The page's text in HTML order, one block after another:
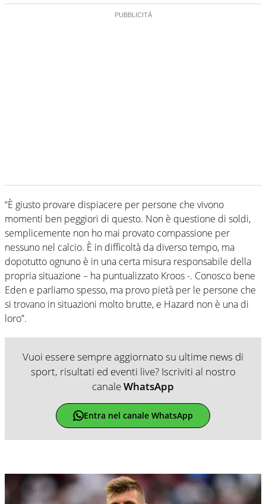
“È giusto provare dispiacere per persone che vivono
momenti ben peggiori di questo. Non è questione di soldi,
semplicemente non ho mai provato compassione per
nessuno nel calcio. È in difficoltà da diverso tempo, ma
dopotutto ognuno è in una certa misura responsabile della
propria situazione – ha puntualizzato Kroos -. Conosco bene
Eden e parliamo spesso, ma provo pietà per le persone che
si trovano in situazioni molto brutte, e Hazard non è una di
loro”.
Vuoi essere sempre aggiornato su ultime news di
sport, risultati ed eventi live? Iscriviti al nostro
canaleWhatsApp
Entra nel canale WhatsApp